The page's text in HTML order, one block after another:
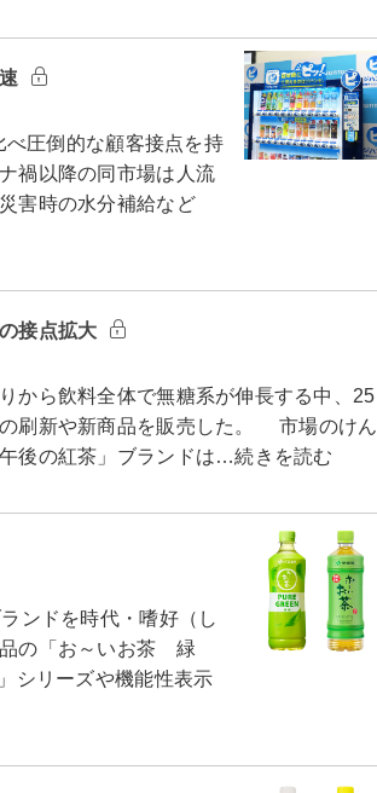
圧倒的な顧客接点を持
禍以降の同市場は人流
害時の水分補給など
接点拡大
から飲料全体で無糖系が伸長する中、25
刷新や新商品を販売した。 市場のけん
後の紅茶」ブランドは…続きを読む
ンドを時代・嗜好（し
品の「お～いお茶 緑
シリーズや機能性表示